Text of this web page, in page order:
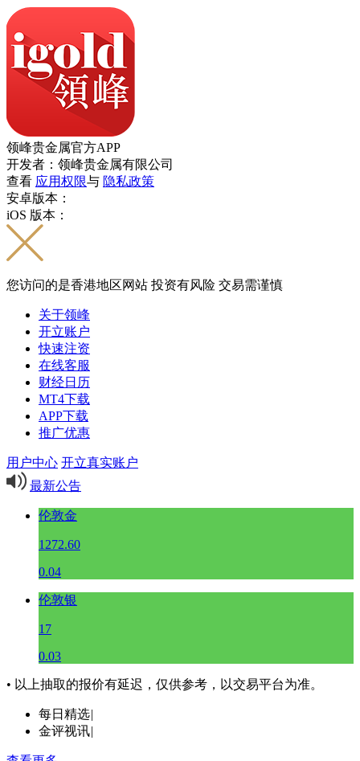
领峰贵金属官方APP
开发者：领峰贵金属有限公司
查看 应用权限与 隐私政策
安卓版本：
iOS 版本：
您访问的是香港地区网站 投资有风险 交易需谨慎
关于领峰
开立账户
快速注资
在线客服
财经日历
MT4下载
APP下载
推广优惠
用户中心 开立真实账户
最新公告
伦敦金
1272.60
0.04
伦敦银
17
0.03
• 以上抽取的报价有延迟，仅供参考，以交易平台为准。
每日精选|
金评视讯|